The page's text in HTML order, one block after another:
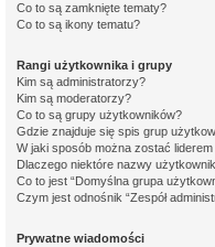
Co to są zamknięte tematy?
Co to są ikony tematu?
Rangi użytkownika i grupy
Kim są administratorzy?
Kim są moderatorzy?
Co to są grupy użytkowników?
Gdzie znajduje się spis grup
W jaki sposób można zostać
Dlaczego niektóre nazwy
Co to jest “Domyślna grupa
Czym jest odnośnik “Zespół
Prywatne wiadomości